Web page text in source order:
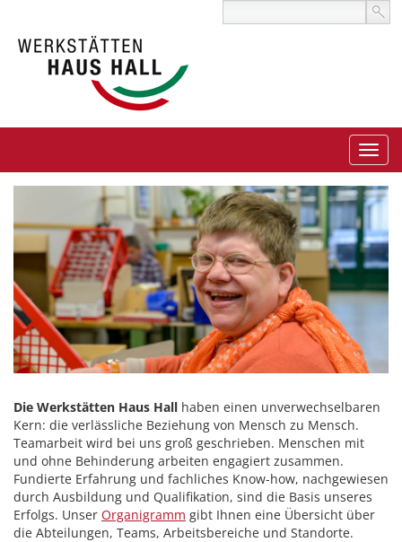
Die Werkstätten Haus Hall haben einen unverwechselbaren
Kern: die verlässliche Beziehung von Mensch zu Mensch.
Teamarbeit wird bei uns groß geschrieben. Menschen mit
und ohne Behinderung arbeiten engagiert zusammen.
Fundierte Erfahrung und fachliches Know-how, nachgewiesen
durch Ausbildung und Qualifikation, sind die Basis unseres
Erfolgs. Unser Organigramm gibt Ihnen eine Übersicht über
die Abteilungen, Teams, Arbeitsbereiche und Standorte.